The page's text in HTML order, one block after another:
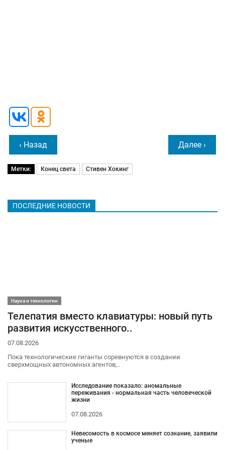
‹ Назад Далее ›
Метки: Конец света Стивен Хокинг
ПОСЛЕДНИЕ НОВОСТИ
Наука и технологии
Телепатия вместо клавиатуры: новый путь
развития искусственного..
07.08.2026
Пока технологические гиганты соревнуются в создании
сверхмощных автономных агентов,..
Исследование показало: аномальные
переживания - нормальная часть человеческой
жизни
07.08.2026
Невесомость в космосе меняет сознание, заявили
ученые